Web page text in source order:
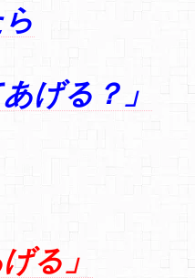
げる？」
る」